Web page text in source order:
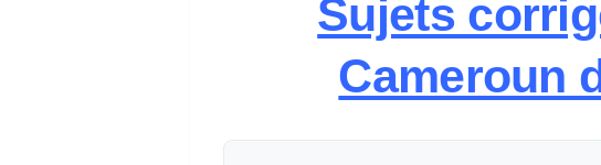
Sujets
Cameroun